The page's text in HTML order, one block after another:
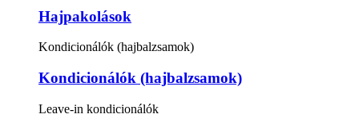
Hajpakolások
Kondicionálók (hajbalzsamok)
Kondicionálók (hajbalzsamok)
Leave-in kondicionálók